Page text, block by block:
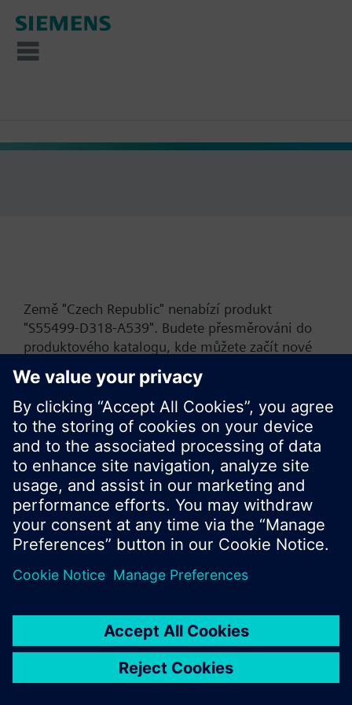
Země "Czech Republic" nenabízí produkt
"S55499-D318-A539". Budete přesměrováni do
produktového katalogu, kde můžete začít nové
vyhledávání nebo procházet rozsáhlou nabídku
produktů společnosti Siemens.
Ok